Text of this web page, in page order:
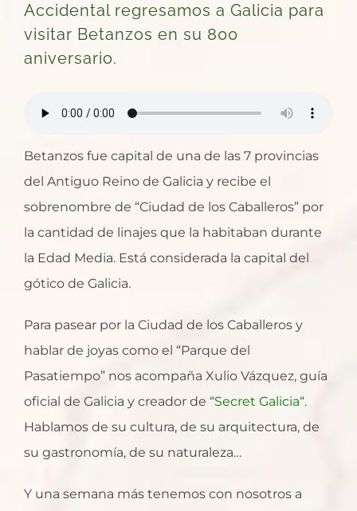
Accidental regresamos a Galicia para
visitar Betanzos en su 800
aniversario.
Betanzos fue capital de una de las 7 provincias
del Antiguo Reino de Galicia y recibe el
sobrenombre de “Ciudad de los Caballeros” por
la cantidad de linajes que la habitaban durante
la Edad Media. Está considerada la capital del
gótico de Galicia.
Para pasear por la Ciudad de los Caballeros y
hablar de joyas como el “Parque del
Pasatiempo” nos acompaña Xulio Vázquez, guía
oficial de Galicia y creador de “Secret Galicia“.
Hablamos de su cultura, de su arquitectura, de
su gastronomía, de su naturaleza…
Y una semana más tenemos con nosotros a